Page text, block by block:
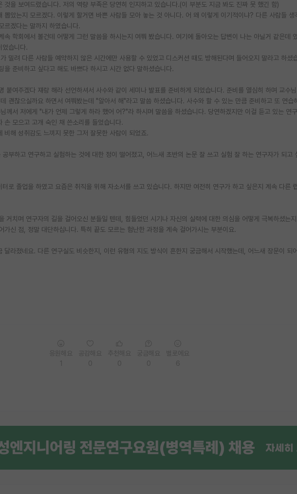
것을 보여드렸습니다. 저의 역량 부족은 당연히 인지하고 있습니다.(이 부분도 지금 봐도 진짜 못 했긴 함)
뽑았는지 모르겠다. 이렇게 할거면 바쁜 사람들 모아 놓는 것 아니다. 어 왜 이렇게 이기적이냐? 다른 사람들 생
르겠다는 말까지 하였습니다.
속 학회에서 볼건데 어떻게 그런 말씀을 하시는지 여쭤 봤습니다. 여기에 돌아오는 답변이 나는 아닐거 같은데
었습니다.
밀려 다른 사람들 예약하지 않은 시간에만 사용할 수 있었고 디스커션 때도 방해된다며 들어오지 말라고 하셨
을 준비하고 싶다고 해도 바쁘다 하시고 시간 없다 말하셨습니다.
붙여주겠다 쟤랑 해라 선언하셔서 사수와 같이 세미나 발표를 준비하게 되었습니다. 준비를 열심히 하며 교수
괜찮으실까요 하면서 여쭤봤는데 "알아서 해"라고 말씀 하셨습니다. 사수와 할 수 있는 만큼 준비하고 또 연습
께서 저에게 "내가 언제 그렇게 하라 했어 어?"라 하시며 말씀을 하셨습니다. 당연하겠지만 이걸 듣고 있는 연
손 모으고 고개 숙인 채 쓴소리를 들었습니다.
비해 성취감도 느끼지 못한 그저 잘못한 사람이 되었죠.
부하고 연구하고 실험하는 것에 대한 정이 떨어졌고, 어느새 초반의 논문 잘 쓰고 실험 잘 하는 연구자가 되고
로 졸업을 하였고 요즘은 취직을 위해 자소서를 쓰고 있습니다. 하지만 여전히 연구가 하고 싶은지 계속 다른
거치며 연구자의 길을 걸어오신 분들일 텐데, 힘들었던 시기나 자신의 실력에 대한 의심을 어떻게 극복하셨는지
가신 점, 정말 대단하십니다. 특히 끝도 모르는 험난한 과정을 계속 걸어가시는 부분이요.
달라졌네요. 다른 연구실도 비슷한지, 이런 유형의 지도 방식이 흔한지 궁금해서 시작했는데, 어느새 장문이 되